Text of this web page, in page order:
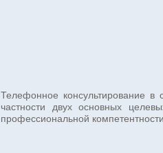
Телефонное консультирование в
частности двух основных
профессиональной